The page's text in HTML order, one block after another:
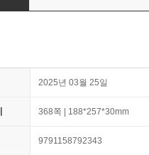
2025년 03월 25일
368쪽 | 188*257*30mm
9791158792343